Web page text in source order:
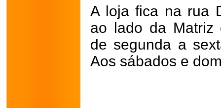
A loja fica na rua
ao lado da Matriz
de segunda a
Aos sábados e